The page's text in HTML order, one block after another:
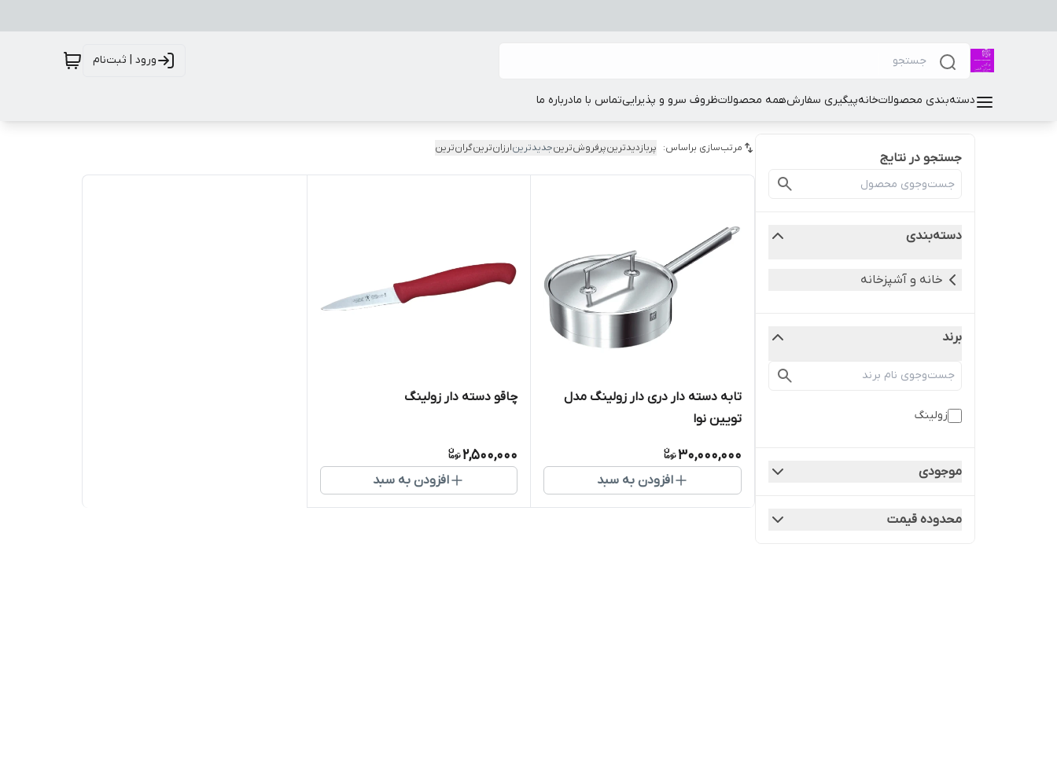
ورود | ثبت‌نام
دسته‌بندی محصولاتخانهپیگیری سفارشهمه محصولاتظروف سرو و پذیراییتماس با مادرباره ما
جستجو در نتایج
دسته‌بندی
خانه و آشپزخانه
برند
زولینگ
موجودی
محدوده قیمت
مرتب‌سازی براساس: پربازدیدترینپرفروش‌ترینجدیدترینارزان‌ترینگران‌ترین
تابه دسته دار دری دار زولینگ مدل
تویین نوا
30,000,000
افزودن به سبد
چاقو دسته دار زولینگ
2,500,000
افزودن به سبد